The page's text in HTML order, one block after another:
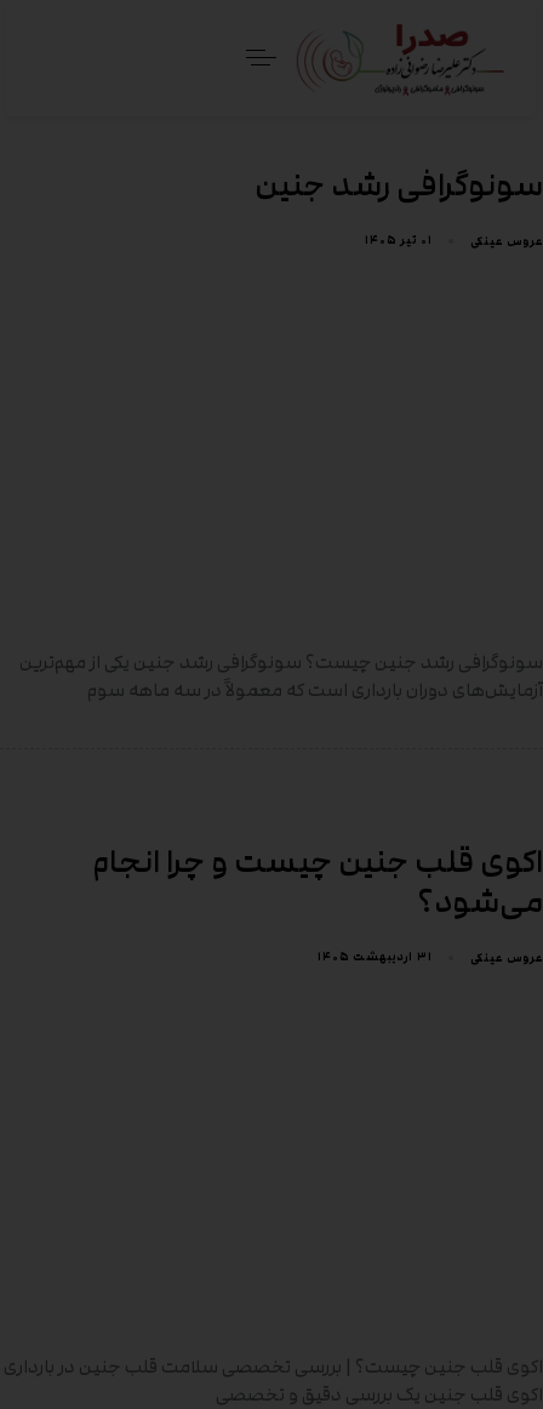
سونوگرافی رشد جنین
عروس عینکی ۰۱ تیر ۱۴۰۵
سونوگرافی رشد جنین چیست؟ سونوگرافی رشد جنین یکی از مهم‌ترین
آزمایش‌های دوران بارداری است که معمولاً در سه ماهه سوم
اکوی قلب جنین چیست و چرا انجام
می‌شود؟
عروس عینکی ۳۱ اردیبهشت ۱۴۰۵
اکوی قلب جنین چیست؟ | بررسی تخصصی سلامت قلب جنین در بارداری
اکوی قلب جنین یک بررسی دقیق و تخصصی